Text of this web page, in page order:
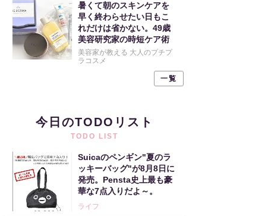
暑くて朝のスキンケアを
早く終わらせたい日もこ
れだけは省かない。49歳
美容研究家の時短ケア術
美容家が教える 大人のプチプ
ラコスメ
一覧
今日のTODOリスト
TODO LIST
Suicaのペンギン"夏のラ
ッキーバッグ"が8月8日に
発売。Pensta史上最も豪
華な7点入りだよ～。
ライフ